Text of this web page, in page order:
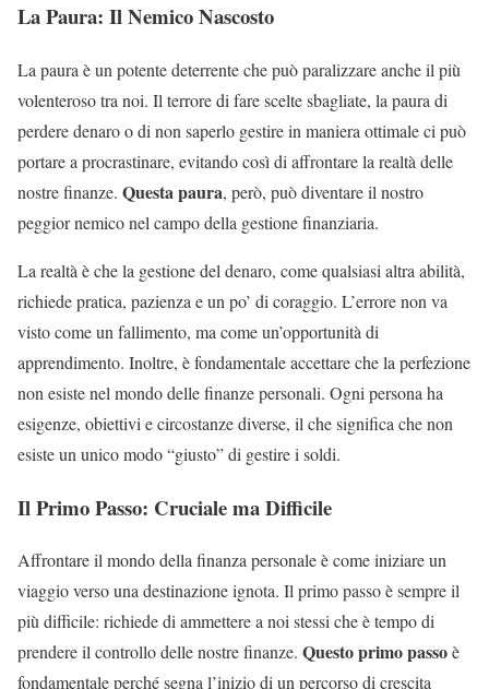
La Paura: Il Nemico Nascosto
La paura è un potente deterrente che può paralizzare anche il più
volenteroso tra noi. Il terrore di fare scelte sbagliate, la paura di
perdere denaro o di non saperlo gestire in maniera ottimale ci può
portare a procrastinare, evitando così di affrontare la realtà delle
nostre finanze. Questa paura, però, può diventare il nostro
peggior nemico nel campo della gestione finanziaria.
La realtà è che la gestione del denaro, come qualsiasi altra abilità,
richiede pratica, pazienza e un po’ di coraggio. L’errore non va
visto come un fallimento, ma come un’opportunità di
apprendimento. Inoltre, è fondamentale accettare che la perfezione
non esiste nel mondo delle finanze personali. Ogni persona ha
esigenze, obiettivi e circostanze diverse, il che significa che non
esiste un unico modo “giusto” di gestire i soldi.
Il Primo Passo: Cruciale ma Difficile
Affrontare il mondo della finanza personale è come iniziare un
viaggio verso una destinazione ignota. Il primo passo è sempre il
più difficile: richiede di ammettere a noi stessi che è tempo di
prendere il controllo delle nostre finanze. Questo primo passoè
fondamentale perché segna l’inizio di un percorso di crescita